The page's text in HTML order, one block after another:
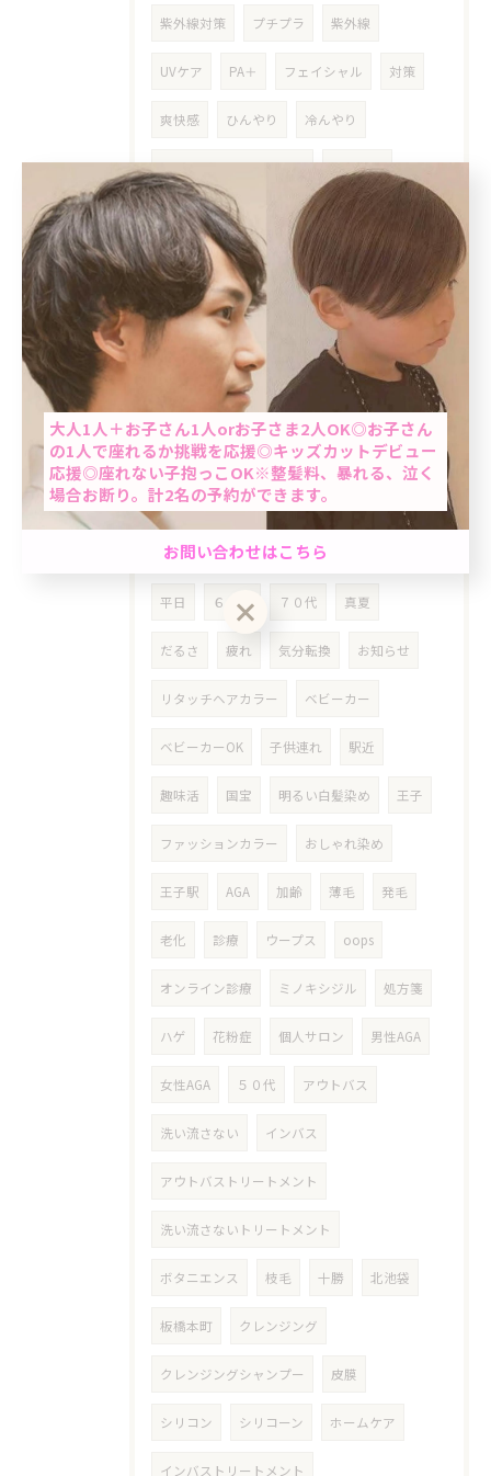
紫外線対策 プチプラ 紫外線
UVケア PA＋ フェイシャル 対策
爽快感 ひんやり 冷んやり
ステップトリートメント 湿気対策
梅雨対策 梅雨 今日は何の日
夏至 シリコン除去 本 再読
東野圭吾 ヘアアロン 猛暑 酷暑
LINE らいん 根本染め
女性 クーポン 明るめ白髪染め
東十条 乾燥対策 シニア 高齢者
おばちゃんパーマ ミントベル
マリンブルーシャンプー
平日 ６０代 ７０代 真夏
だるさ 疲れ 気分転換 お知らせ
リタッチヘアカラー ベビーカー
ベビーカーOK 子供連れ 駅近
趣味活 国宝 明るい白髪染め 王子
ファッションカラー おしゃれ染め
王子駅 AGA 加齢 薄毛 発毛
老化 診療 ウープス oops
オンライン診療 ミノキシジル 処方箋
ハゲ 花粉症 個人サロン 男性AGA
女性AGA ５０代 アウトバス
洗い流さない インバス
アウトバストリートメント
洗い流さないトリートメント
ボタニエンス 枝毛 十勝 北池袋
板橋本町 クレンジング
クレンジングシャンプー 皮膜
シリコン シリコーン ホームケア
インバストリートメント
当日予約OK
クーポン一覧はこちら
大人1人＋お子さん1人orお子さま2人OK◎お子さん
の1人で座れるか挑戦を応援◎キッズカットデビュー
応援◎座れない子抱っこOK※整髪料、暴れる、泣く
場合お断り。計2名の予約ができます。
お問い合わせはこちら
男性限定★最短60分で完了のクイック白髪染め＆カ
ット☆「ちょっと気になる…」を気軽にケア。週末
前におすすめ◎自然で清潔感のある仕上がり☆
お問い合わせはこちら